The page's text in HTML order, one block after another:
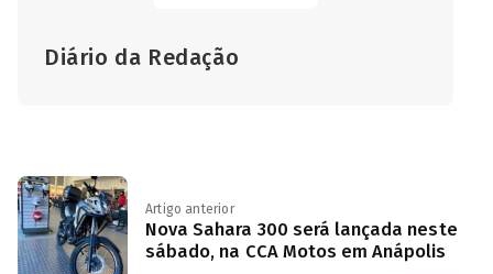
Diário da Redação
Artigo anterior
Nova Sahara 300 será lançada neste
sábado, na CCA Motos em Anápolis